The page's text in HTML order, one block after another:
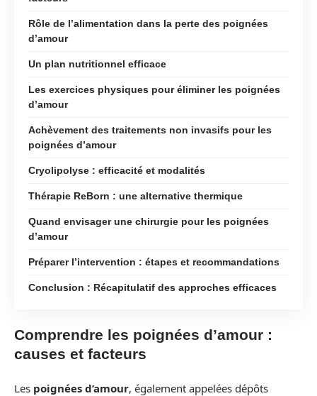
Rôle de l’alimentation dans la perte des poignées
d’amour
Un plan nutritionnel efficace
Les exercices physiques pour éliminer les poignées
d’amour
Achèvement des traitements non invasifs pour les
poignées d’amour
Cryolipolyse : efficacité et modalités
Thérapie ReBorn : une alternative thermique
Quand envisager une chirurgie pour les poignées
d’amour
Préparer l’intervention : étapes et recommandations
Conclusion : Récapitulatif des approches efficaces
Comprendre les poignées d’amour :
causes et facteurs
Les poignées d’amour, également appelées dépôts